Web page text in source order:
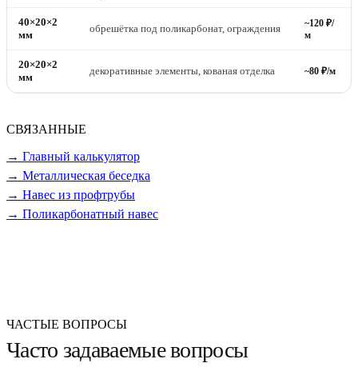
40×20×2
мм
обрешётка под поликарбонат, ограждения
~120 ₽/
м
20×20×2
мм
декоративные элементы, кованая отделка ~80 ₽/м
СВЯЗАННЫЕ
→ Главный калькулятор
→ Металлическая беседка
→ Навес из профтрубы
→ Поликарбонатный навес
ЧАСТЫЕ ВОПРОСЫ
Часто задаваемые вопросы